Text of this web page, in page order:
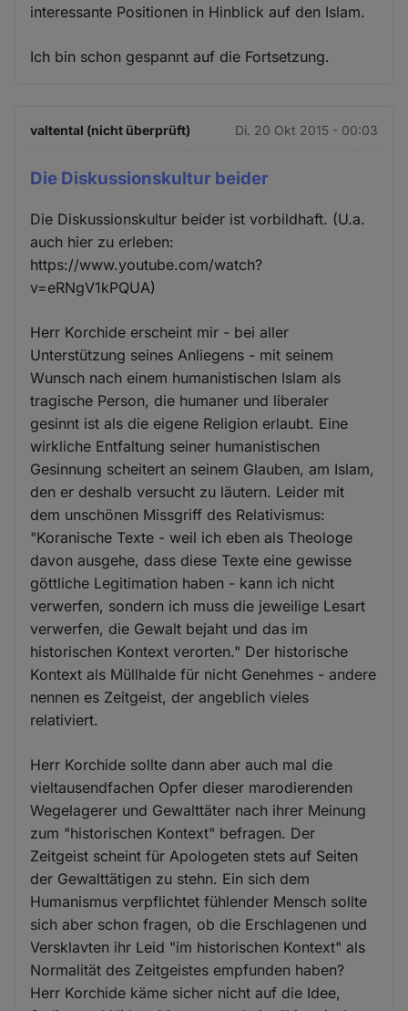
interessante Positionen in Hinblick auf den Islam.
Ich bin schon gespannt auf die Fortsetzung.
valtental (nicht überprüft) Di. 20 Okt 2015 - 00:03
Die Diskussionskultur beider
Die Diskussionskultur beider ist vorbildhaft. (U.a.
auch hier zu erleben:
https://www.youtube.com/watch?
v=eRNgV1kPQUA)
Herr Korchide erscheint mir - bei aller
Unterstützung seines Anliegens - mit seinem
Wunsch nach einem humanistischen Islam als
tragische Person, die humaner und liberaler
gesinnt ist als die eigene Religion erlaubt. Eine
wirkliche Entfaltung seiner humanistischen
Gesinnung scheitert an seinem Glauben, am Islam,
den er deshalb versucht zu läutern. Leider mit
dem unschönen Missgriff des Relativismus:
"Koranische Texte - weil ich eben als Theologe
davon ausgehe, dass diese Texte eine gewisse
göttliche Legitimation haben - kann ich nicht
verwerfen, sondern ich muss die jeweilige Lesart
verwerfen, die Gewalt bejaht und das im
historischen Kontext verorten." Der historische
Kontext als Müllhalde für nicht Genehmes - andere
nennen es Zeitgeist, der angeblich vieles
relativiert.
Herr Korchide sollte dann aber auch mal die
vieltausendfachen Opfer dieser marodierenden
Wegelagerer und Gewalttäter nach ihrer Meinung
zum "historischen Kontext" befragen. Der
Zeitgeist scheint für Apologeten stets auf Seiten
der Gewalttätigen zu stehn. Ein sich dem
Humanismus verpflichtet fühlender Mensch sollte
sich aber schon fragen, ob die Erschlagenen und
Versklavten ihr Leid "im historischen Kontext" als
Normalität des Zeitgeistes empfunden haben?
Herr Korchide käme sicher nicht auf die Idee,